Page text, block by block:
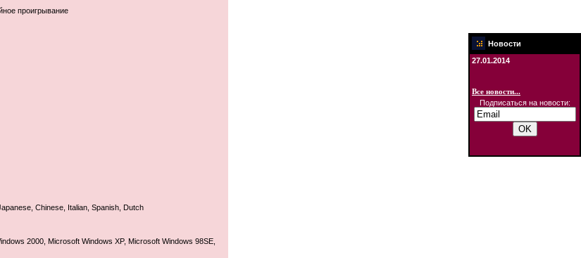
проигрывание
Chinese, Italian, Spanish, Dutch
2000, Microsoft Windows XP, Microsoft Windows 98SE,
Новости
27.01.2014
Все новости...
Подписаться на новости: